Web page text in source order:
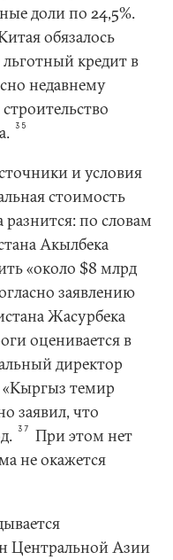
доли по 24,5%.
обязалось
кредит в
недавнему
35
и условия
стоимость
разнится: по словам
Акылбека
«около $8 млрд
заявлению
Жасурбека
оценивается в
директор
«Кыргыз темир
заявил, что
37
При этом нет
не окажется
Центральной Азии